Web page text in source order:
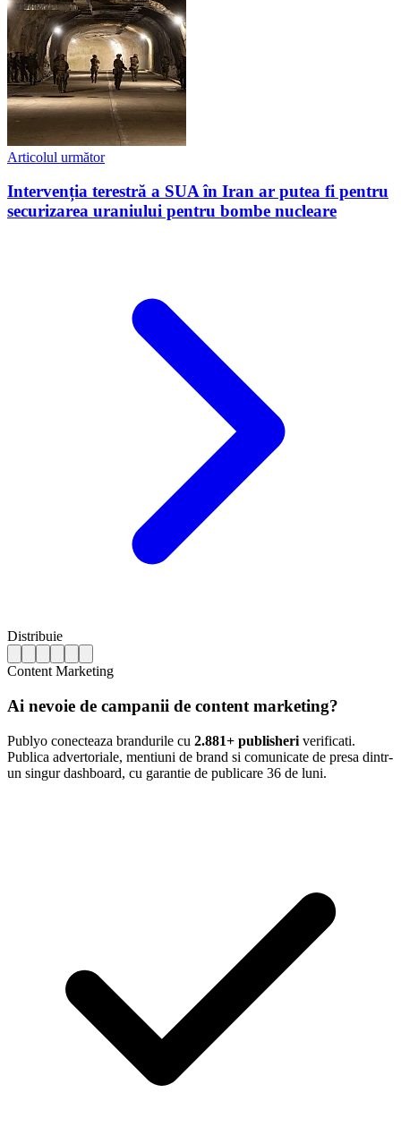
Articolul următor
Intervenția terestră a SUA în Iran ar putea fi pentru
securizarea uraniului pentru bombe nucleare
Distribuie
Content Marketing
Ai nevoie de campanii de content marketing?
Publyo conecteaza brandurile cu 2.881+ publisheri verificati.
Publica advertoriale, mentiuni de brand si comunicate de presa dintr-
un singur dashboard, cu garantie de publicare 36 de luni.